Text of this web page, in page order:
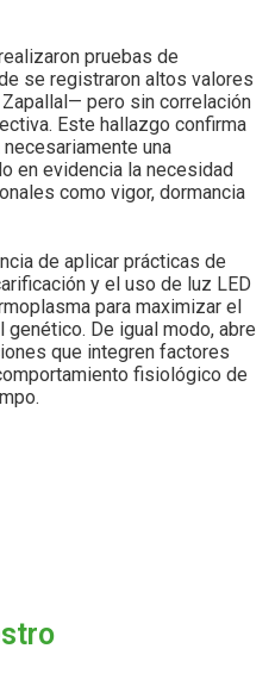
pruebas de
se registraron altos valores
pero sin correlación
Este hallazgo confirma
una
en evidencia la necesidad
como vigor, dormancia
de aplicar prácticas de
y el uso de luz LED
para maximizar el
De igual modo, abre
que integren factores
fisiológico de